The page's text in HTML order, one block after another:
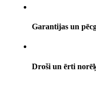
Garantijas un
Droši un ērti